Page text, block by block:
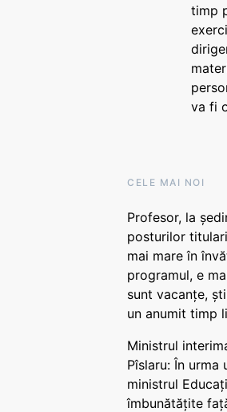
timp
va fi
CELE MAI NOI
Profesor, la
posturilor
mai mare în
programul, e
sunt vacanţe,
un anumit timp
Ministrul
Pîslaru: În
ministrul
îmbunătățite